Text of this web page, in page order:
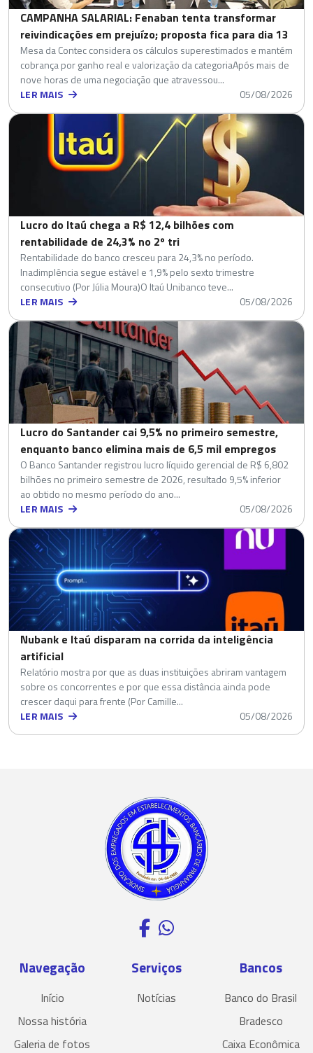
CAMPANHA SALARIAL: Fenaban tenta transformar
reivindicações em prejuízo; proposta fica para dia 13
Mesa da Contec considera os cálculos superestimados e mantém
cobrança por ganho real e valorização da categoriaApós mais de
nove horas de uma negociação que atravessou...
LER MAIS
05/08/2026
Lucro do Itaú chega a R$ 12,4 bilhões com
rentabilidade de 24,3% no 2º tri
Rentabilidade do banco cresceu para 24,3% no período.
Inadimplência segue estável e 1,9% pelo sexto trimestre
consecutivo (Por Júlia Moura)O Itaú Unibanco teve...
LER MAIS
05/08/2026
Lucro do Santander cai 9,5% no primeiro semestre,
enquanto banco elimina mais de 6,5 mil empregos
O Banco Santander registrou lucro líquido gerencial de R$ 6,802
bilhões no primeiro semestre de 2026, resultado 9,5% inferior
ao obtido no mesmo período do ano...
LER MAIS
05/08/2026
Nubank e Itaú disparam na corrida da inteligência
artificial
Relatório mostra por que as duas instituições abriram vantagem
sobre os concorrentes e por que essa distância ainda pode
crescer daqui para frente (Por Camille...
LER MAIS
05/08/2026
Navegação
Início
Nossa história
Galeria de fotos
Serviços
Notícias
Bancos
Banco do Brasil
Bradesco
Caixa Econômica